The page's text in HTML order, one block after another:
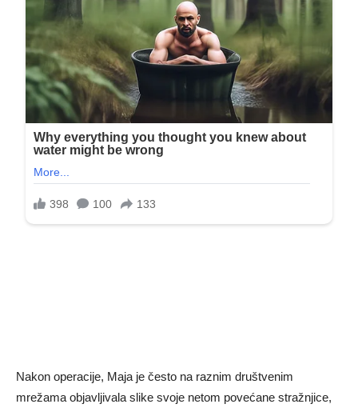
Nakon operacije, Maja je često na raznim društvenim
mrežama objavljivala slike svoje netom povećane stražnjice,